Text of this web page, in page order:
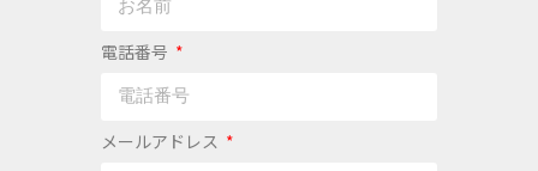
電話番号
メールアドレス